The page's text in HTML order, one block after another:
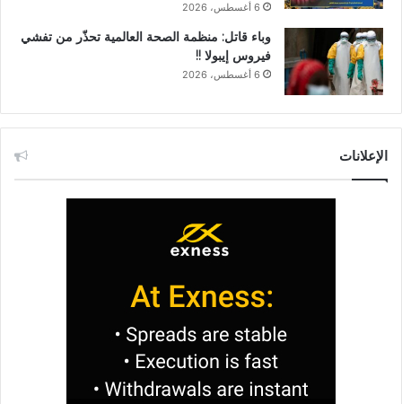
6 أغسطس، 2026
وباء قاتل: منظمة الصحة العالمية تحذّر من تفشي
فيروس إيبولا !!
6 أغسطس، 2026
الإعلانات